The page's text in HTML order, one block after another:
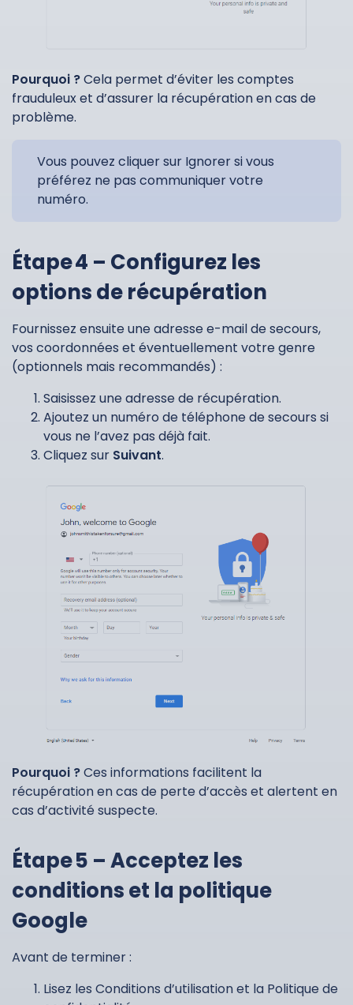
Pourquoi ?Cela permet d’éviter les comptes
frauduleux et d’assurer la récupération en cas de
problème.
Vous pouvez cliquer sur Ignorer si vous
préférez ne pas communiquer votre
numéro.
Étape 4 – Configurez les
options de récupération
Fournissez ensuite une adresse e-mail de secours,
vos coordonnées et éventuellement votre genre
(optionnels mais recommandés) :
Saisissez une adresse de récupération.
Ajoutez un numéro de téléphone de secours si
vous ne l’avez pas déjà fait.
Cliquez sur Suivant.
Pourquoi ?Ces informations facilitent la
récupération en cas de perte d’accès et alertent en
cas d’activité suspecte.
Étape 5 – Acceptez les
conditions et la politique
Google
Avant de terminer :
Lisez les Conditions d’utilisation et la Politique de